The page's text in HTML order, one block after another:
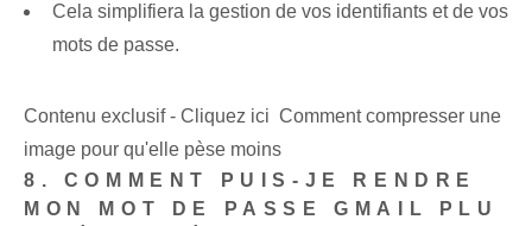
Cela simplifiera la gestion de vos identifiants et de vos
mots de passe.
Contenu exclusif - Cliquez ici Comment compresser une
image pour qu'elle pèse moins
8. COMMENT PUIS-JE RENDRE
MON MOT DE PASSE GMAIL PLU